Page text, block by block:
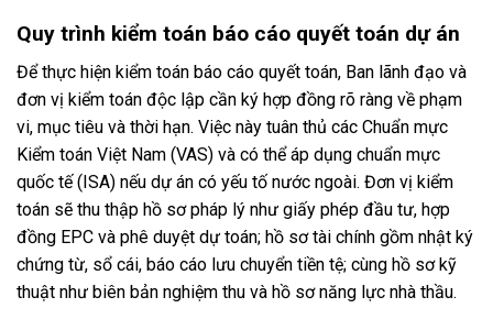
Quy trình kiểm toán báo cáo quyết toán dự án
Để thực hiện kiểm toán báo cáo quyết toán, Ban lãnh đạo và
đơn vị kiểm toán độc lập cần ký hợp đồng rõ ràng về phạm
vi, mục tiêu và thời hạn. Việc này tuân thủ các Chuẩn mực
Kiểm toán Việt Nam (VAS) và có thể áp dụng chuẩn mực
quốc tế (ISA) nếu dự án có yếu tố nước ngoài. Đơn vị kiểm
toán sẽ thu thập hồ sơ pháp lý như giấy phép đầu tư, hợp
đồng EPC và phê duyệt dự toán; hồ sơ tài chính gồm nhật ký
chứng từ, sổ cái, báo cáo lưu chuyển tiền tệ; cùng hồ sơ kỹ
thuật như biên bản nghiệm thu và hồ sơ năng lực nhà thầu.